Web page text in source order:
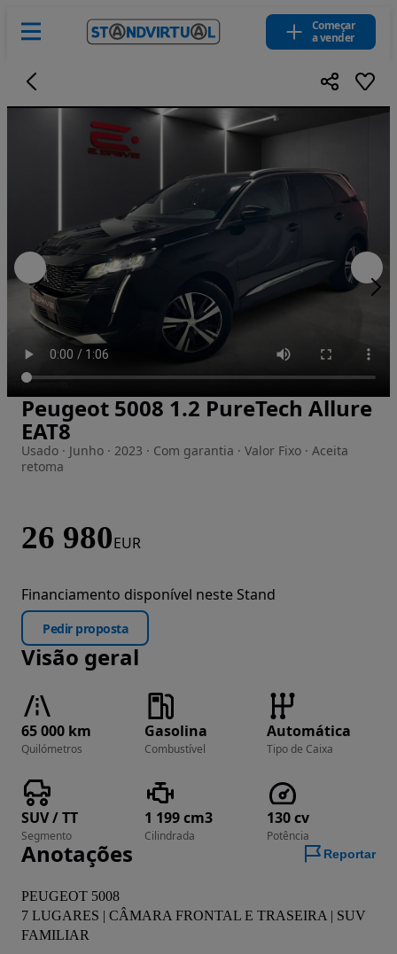
Começar
a vender
Imagem 1 de 26
Peugeot 5008 1.2 PureTech Allure
EAT8
Usado · Junho · 2023 · Com garantia · Valor Fixo · Aceita
retoma
26 980EUR
Financiamento disponível neste Stand
Pedir proposta
Visão geral
65 000 km
Quilómetros
Gasolina
Combustível
Automática
Tipo de Caixa
SUV / TT
Segmento
1 199 cm3
Cilindrada
130 cv
Potência
Anotações Reportar
PEUGEOT 5008
7 LUGARES | CÂMARA FRONTAL E TRASEIRA | SUV
FAMILIAR